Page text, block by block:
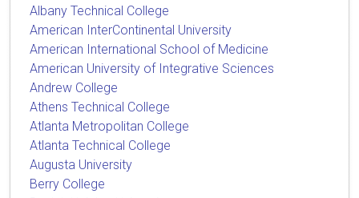
Albany Technical College
American InterContinental University
American International School of Medicine
American University of Integrative Sciences
Andrew College
Athens Technical College
Atlanta Metropolitan College
Atlanta Technical College
Augusta University
Berry College